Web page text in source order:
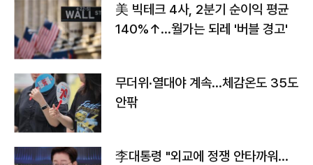
美 빅테크 4사, 2분기 순이익 평균
140%↑…월가는 되레 '버블 경고'
무더위·열대야 계속…체감온도 35도
안팎
李대통령 "외교에 정쟁 안타까워…